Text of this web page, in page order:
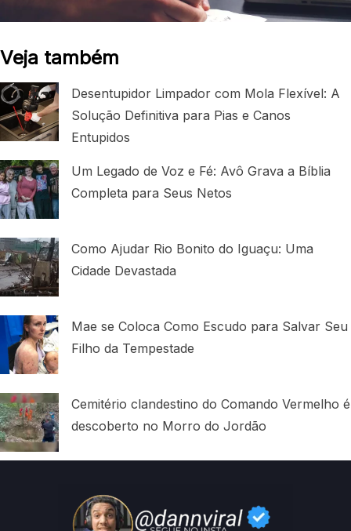
Veja também
Desentupidor Limpador com Mola Flexível: A
Solução Definitiva para Pias e Canos
Entupidos
Um Legado de Voz e Fé: Avô Grava a Bíblia
Completa para Seus Netos
Como Ajudar Rio Bonito do Iguaçu: Uma
Cidade Devastada
Mae se Coloca Como Escudo para Salvar Seu
Filho da Tempestade
Cemitério clandestino do Comando Vermelho é
descoberto no Morro do Jordão